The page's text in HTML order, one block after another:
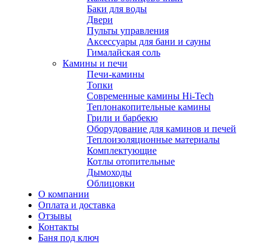
Баки для воды
Двери
Пульты управления
Аксессуары для бани и сауны
Гималайская соль
Камины и печи
Печи-камины
Топки
Современные камины Hi-Tech
Теплонакопительные камины
Грили и барбекю
Оборудование для каминов и печей
Теплоизоляционные материалы
Комплектующие
Котлы отопительные
Дымоходы
Облицовки
О компании
Оплата и доставка
Отзывы
Контакты
Баня под ключ